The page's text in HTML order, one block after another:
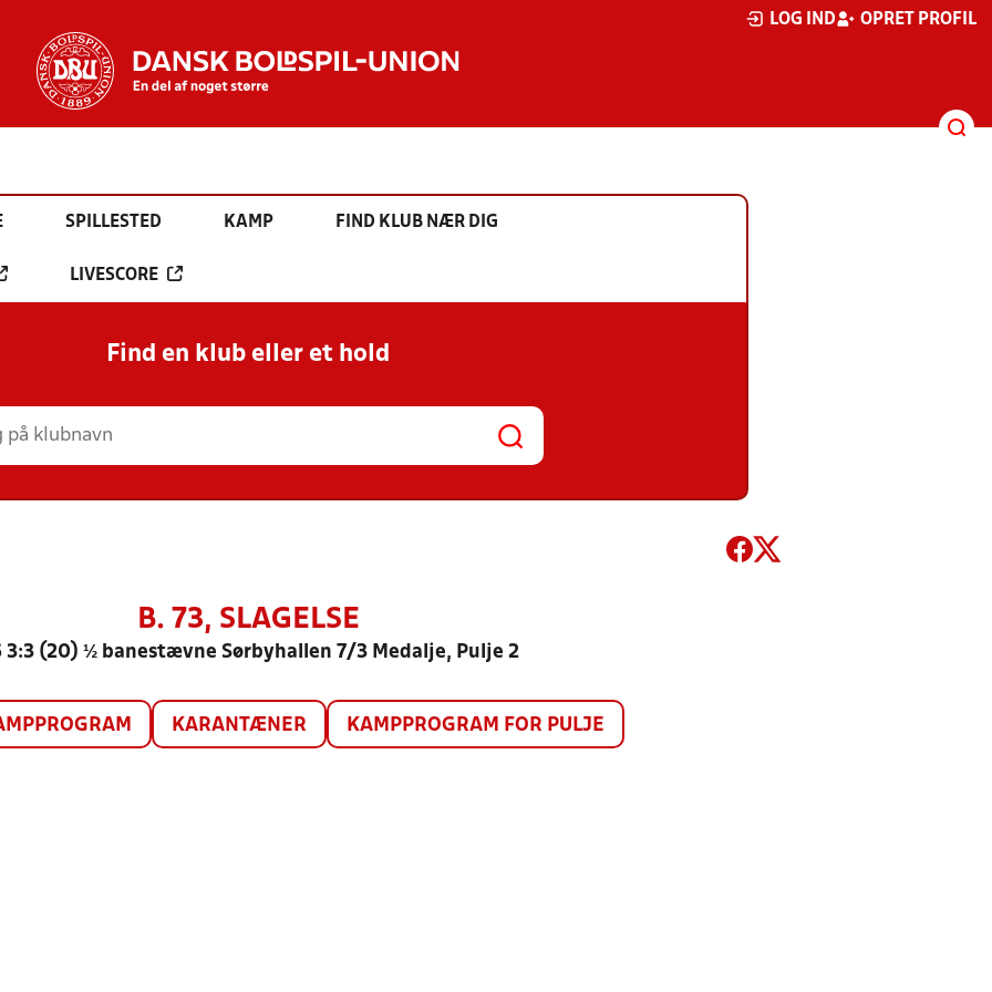
LOG IND OPRET PROFIL
SPILLESTED KAMP FIND KLUB NÆR DIG
LIVESCORE
Find en klub eller et hold
B. 73, SLAGELSE
3:3 (20) ½ banestævne Sørbyhallen 7/3 Medalje, Pulje 2
KARANTÆNER KAMPPROGRAM FOR PULJE